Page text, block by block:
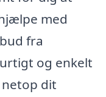
med
fra
og enkelt
dit